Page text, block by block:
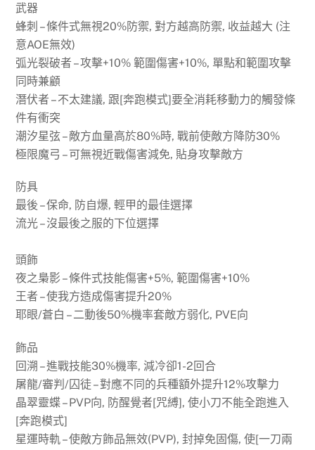
武器
蜂刺 – 條件式無視20%防禦, 對方越高防禦, 收益越大 (注
意AOE無效)
弧光裂破者 – 攻擊+10% 範圍傷害+10%, 單點和範圍攻擊
同時兼顧
潛伏者 – 不太建議, 跟[奔跑模式]要全消耗移動力的觸發條
件有衝突
潮汐星弦 – 敵方血量高於80%時, 戰前使敵方降防30%
極限魔弓 – 可無視近戰傷害減免, 貼身攻擊敵方
防具
最後 – 保命, 防自爆, 輕甲的最佳選擇
流光 – 沒最後之服的下位選擇
頭飾
夜之梟影 – 條件式技能傷害+5%, 範圍傷害+10%
王者 – 使我方造成傷害提升20%
耶眼/蒼白 – 二動後50%機率套敵方弱化, PVE向
飾品
回溯 – 進戰技能30%機率, 減冷卻1-2回合
屠龍/審判/囚徒 – 對應不同的兵種額外提升12%攻擊力
晶翠靈蝶 – PVP向, 防醒覺者[咒縛], 使小刀不能全跑進入
[奔跑模式]
星運時軌 – 使敵方飾品無效(PVP), 封掉免固傷, 使[一刀兩